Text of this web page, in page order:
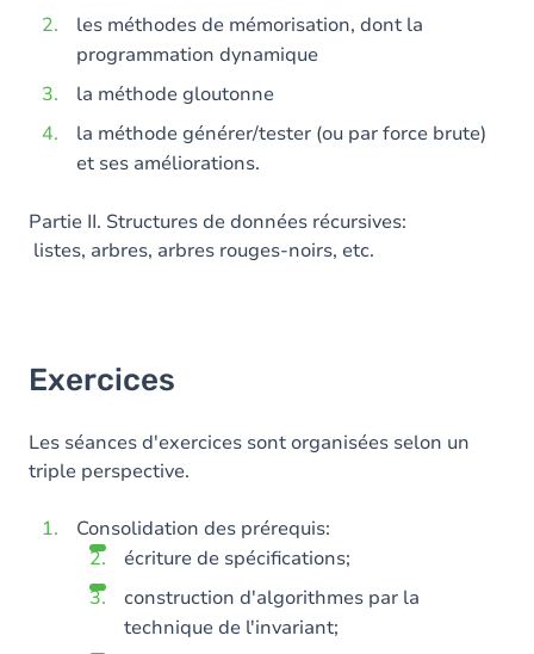
les méthodes de mémorisation, dont la
programmation dynamique
la méthode gloutonne
la méthode générer/tester (ou par force brute)
et ses améliorations.
Partie II. Structures de données récursives:
listes, arbres, arbres rouges-noirs, etc.
Exercices
Les séances d'exercices sont organisées selon un
triple perspective.
Consolidation des prérequis:
écriture de spécifications;
construction d'algorithmes par la
technique de l'invariant;